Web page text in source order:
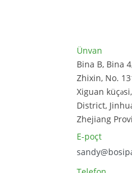
Ünvan
Bina B, Bina
Zhixin, No.
Xiguan
District,
Zhejiang
E-poçt